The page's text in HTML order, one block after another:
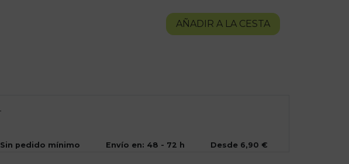
AÑADIR A LA CESTA
Sin pedido mínimo Envío en: 48 - 72 h Desde 6,90 €